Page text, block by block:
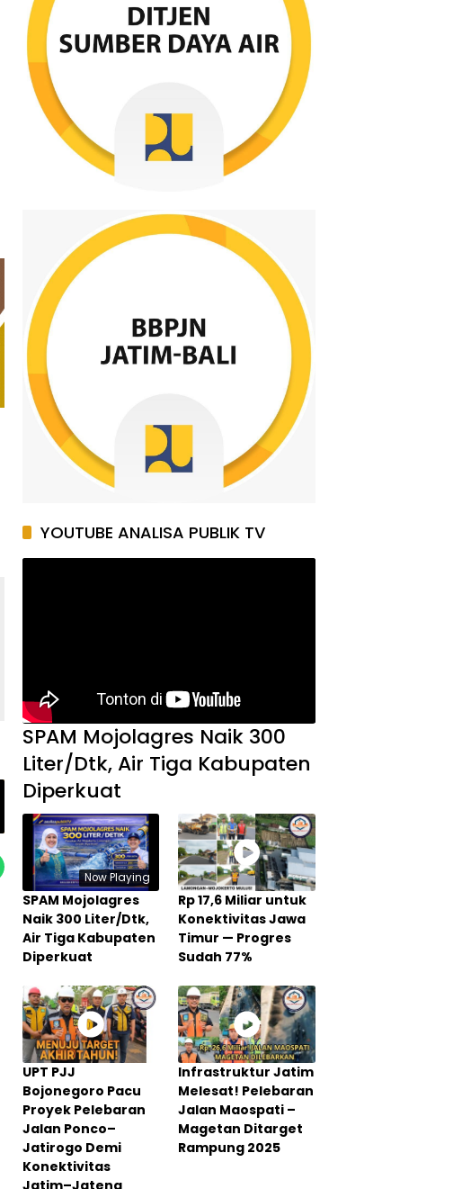
YOUTUBE ANALISA PUBLIK TV
SPAM Mojolagres Naik 300
Liter/Dtk, Air Tiga Kabupaten
Diperkuat
Now Playing
SPAM Mojolagres
Naik 300 Liter/Dtk,
Air Tiga Kabupaten
Diperkuat
Rp 17,6 Miliar untuk
Konektivitas Jawa
Timur — Progres
Sudah 77%
UPT PJJ
Bojonegoro Pacu
Proyek Pelebaran
Jalan Ponco–
Jatirogo Demi
Konektivitas
Jatim–Jateng
Infrastruktur Jatim
Melesat! Pelebaran
Jalan Maospati –
Magetan Ditarget
Rampung 2025